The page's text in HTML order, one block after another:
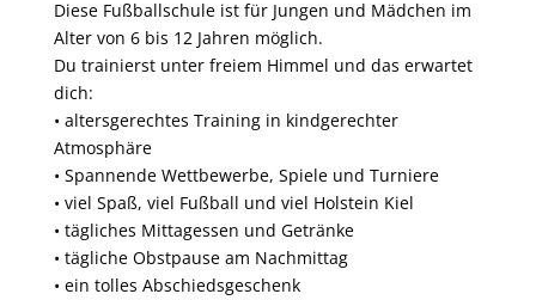
Diese Fußballschule ist für Jungen und Mädchen im
Alter von 6 bis 12 Jahren möglich.
Du trainierst unter freiem Himmel und das erwartet
dich:
• altersgerechtes Training in kindgerechter
Atmosphäre
• Spannende Wettbewerbe, Spiele und Turniere
• viel Spaß, viel Fußball und viel Holstein Kiel
• tägliches Mittagessen und Getränke
• tägliche Obstpause am Nachmittag
• ein tolles Abschiedsgeschenk